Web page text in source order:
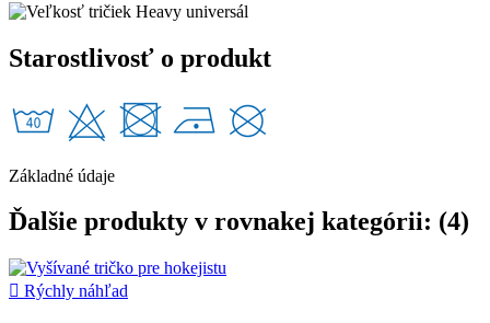
Starostlivosť o produkt
Základné údaje
Ďalšie produkty v rovnakej kategórii: (4)
 Rýchly náhľad